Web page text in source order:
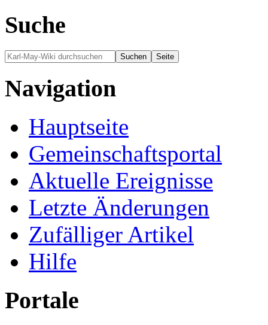
Suche
Navigation
Hauptseite
Gemeinschafts­portal
Aktuelle Ereignisse
Letzte Änderungen
Zufälliger Artikel
Hilfe
Portale